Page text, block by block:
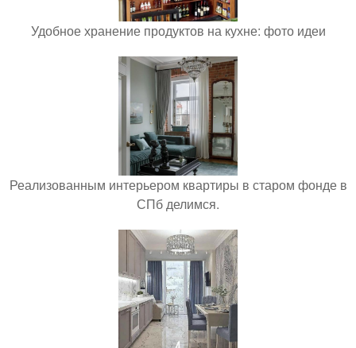
Удобное хранение продуктов на кухне: фото идеи
Реализованным интерьером квартиры в старом фонде в
СПб делимся.